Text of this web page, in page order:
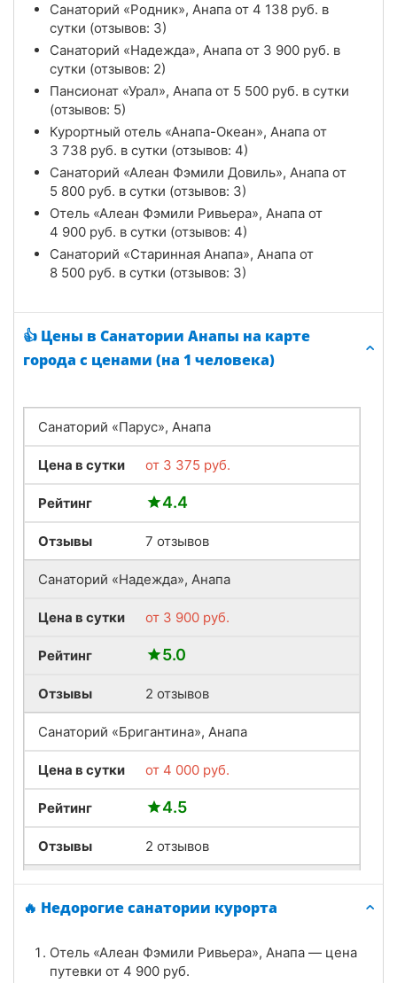
Санаторий «Родник», Анапа от 4 138 руб. в
сутки (отзывов: 3)
Санаторий «Надежда», Анапа от 3 900 руб. в
сутки (отзывов: 2)
Пансионат «Урал», Анапа от 5 500 руб. в сутки
(отзывов: 5)
Курортный отель «Анапа-Океан», Анапа от
3 738 руб. в сутки (отзывов: 4)
Санаторий «Алеан Фэмили Довиль», Анапа от
5 800 руб. в сутки (отзывов: 3)
Отель «Алеан Фэмили Ривьера», Анапа от
4 900 руб. в сутки (отзывов: 4)
Санаторий «Старинная Анапа», Анапа от
8 500 руб. в сутки (отзывов: 3)
👍 Цены в Санатории Анапы на карте
города с ценами (на 1 человека)
Санаторий «Парус», Анапа
Цена в сутки от 3 375 руб.
Рейтинг 4.4
Отзывы 7 отзывов
Санаторий «Надежда», Анапа
Цена в сутки от 3 900 руб.
Рейтинг 5.0
Отзывы 2 отзывов
Санаторий «Бригантина», Анапа
Цена в сутки от 4 000 руб.
Рейтинг 4.5
Отзывы 2 отзывов
Санаторий «ДиЛУЧ», Анапа
Цена в сутки 4 000 руб.
Рейтинг 4.7
🔥 Недорогие санатории курорта
Отель «Алеан Фэмили Ривьера», Анапа — цена
путевки от 4 900 руб.